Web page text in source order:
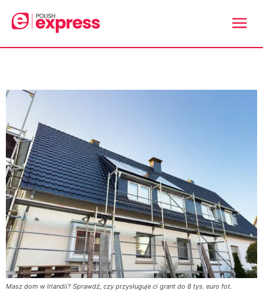
Masz dom w Irlandii? Sprawdź, czy przysługuje ci grant do 8 tys. euro fot.